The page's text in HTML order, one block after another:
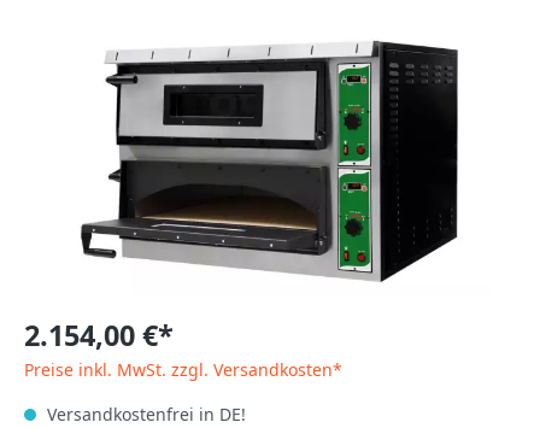
2.154,00 €*
Preise inkl. MwSt. zzgl. Versandkosten*
Versandkostenfrei in DE!